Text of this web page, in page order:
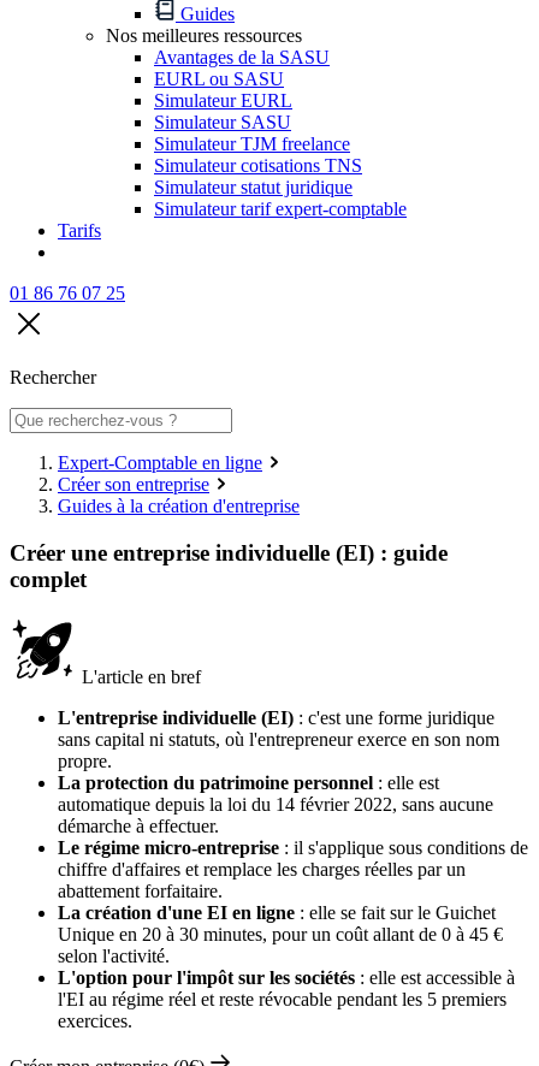
Guides
Nos meilleures ressources
Avantages de la SASU
EURL ou SASU
Simulateur EURL
Simulateur SASU
Simulateur TJM freelance
Simulateur cotisations TNS
Simulateur statut juridique
Simulateur tarif expert-comptable
Tarifs
01 86 76 07 25
Rechercher
Expert-Comptable en ligne
Créer son entreprise
Guides à la création d'entreprise
Créer une entreprise individuelle (EI) : guide
complet
L'article en bref
L'entreprise individuelle (EI) : c'est une forme juridique
sans capital ni statuts, où l'entrepreneur exerce en son nom
propre.
La protection du patrimoine personnel : elle est
automatique depuis la loi du 14 février 2022, sans aucune
démarche à effectuer.
Le régime micro-entreprise : il s'applique sous conditions de
chiffre d'affaires et remplace les charges réelles par un
abattement forfaitaire.
La création d'une EI en ligne : elle se fait sur le Guichet
Unique en 20 à 30 minutes, pour un coût allant de 0 à 45 €
selon l'activité.
L'option pour l'impôt sur les sociétés : elle est accessible à
l'EI au régime réel et reste révocable pendant les 5 premiers
exercices.